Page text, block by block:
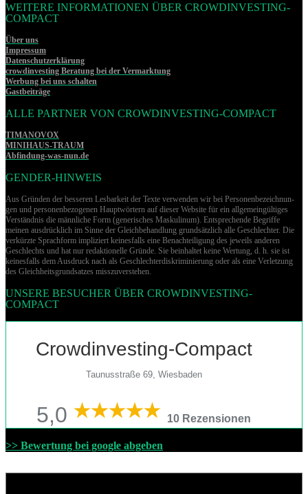
WEITERE INFORMATIONEN ÜBER CROWDINVESTING-
COMPACT
Über uns
Impressum
Datenschutzerklärung
crowdinvesting Beratung bei der Vermarktung
Werbung bei uns schalten
Gastbeiträge
ALLE PARTNER VON CROWDINVESTING-COMPACT
TIMANOVOX
MINIHAUS-TRAUM
Abfindung-was-nun.de
GENDER-HINWEIS
Aus Gründen der besseren Lesbarkeit der Texte verwenden wir bei Per­so­nen­be­zeich­nun­
gen und per­so­nen­be­zo­ge­nen Hauptwörtern auf dieser Website für ein allgemeingültiges
Verständnis die männliche Form (generisches Maskulinum). Entsprechende Begriffe
meinen ausdrücklich im Sinne der Gleichbehandlung grund­sätz­lich alle Geschlechter. Die
verkürzte Sprachform impliziert keinesfalls eine Benachteiligung des jeweils anderen
Geschlechts und hat nur redaktionelle Gründe. Sie beinhaltet keine Wertung, d. h. sie ist
keinesfalls dem Ausdruck nach als Geschlechterdiskriminierung oder als eine Verletzung
des Gleich­heits­grund­sat­zes misszuverstehen.
UNSERE BESUCHER ÜBER CROWDINVESTING-
COMPACT
Crowdinvesting-Compact
Taunusstraße 69, Wiesbaden
5,0 10 Rezensionen
>> Bewertung bei google abgeben